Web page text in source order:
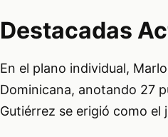
Destacadas
En el plano individual,
Dominicana, anotando 27
Gutiérrez se erigió como